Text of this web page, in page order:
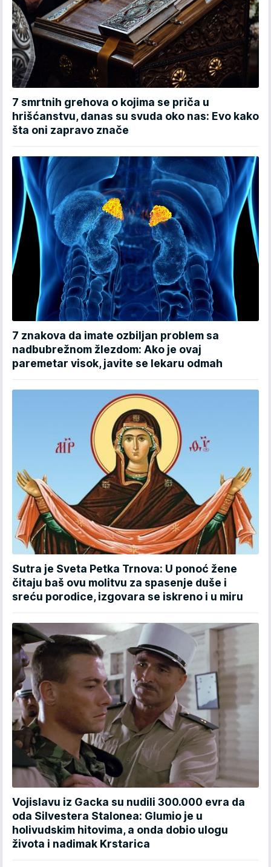
7 smrtnih grehova o kojima se priča u
hrišćanstvu, danas su svuda oko nas: Evo kako
šta oni zapravo znače
7 znakova da imate ozbiljan problem sa
nadbubrežnom žlezdom: Ako je ovaj
paremetar visok, javite se lekaru odmah
Sutra je Sveta Petka Trnova: U ponoć žene
čitaju baš ovu molitvu za spasenje duše i
sreću porodice, izgovara se iskreno i u miru
Vojislavu iz Gacka su nudili 300.000 evra da
oda Silvestera Stalonea: Glumio je u
holivudskim hitovima, a onda dobio ulogu
života i nadimak Krstarica